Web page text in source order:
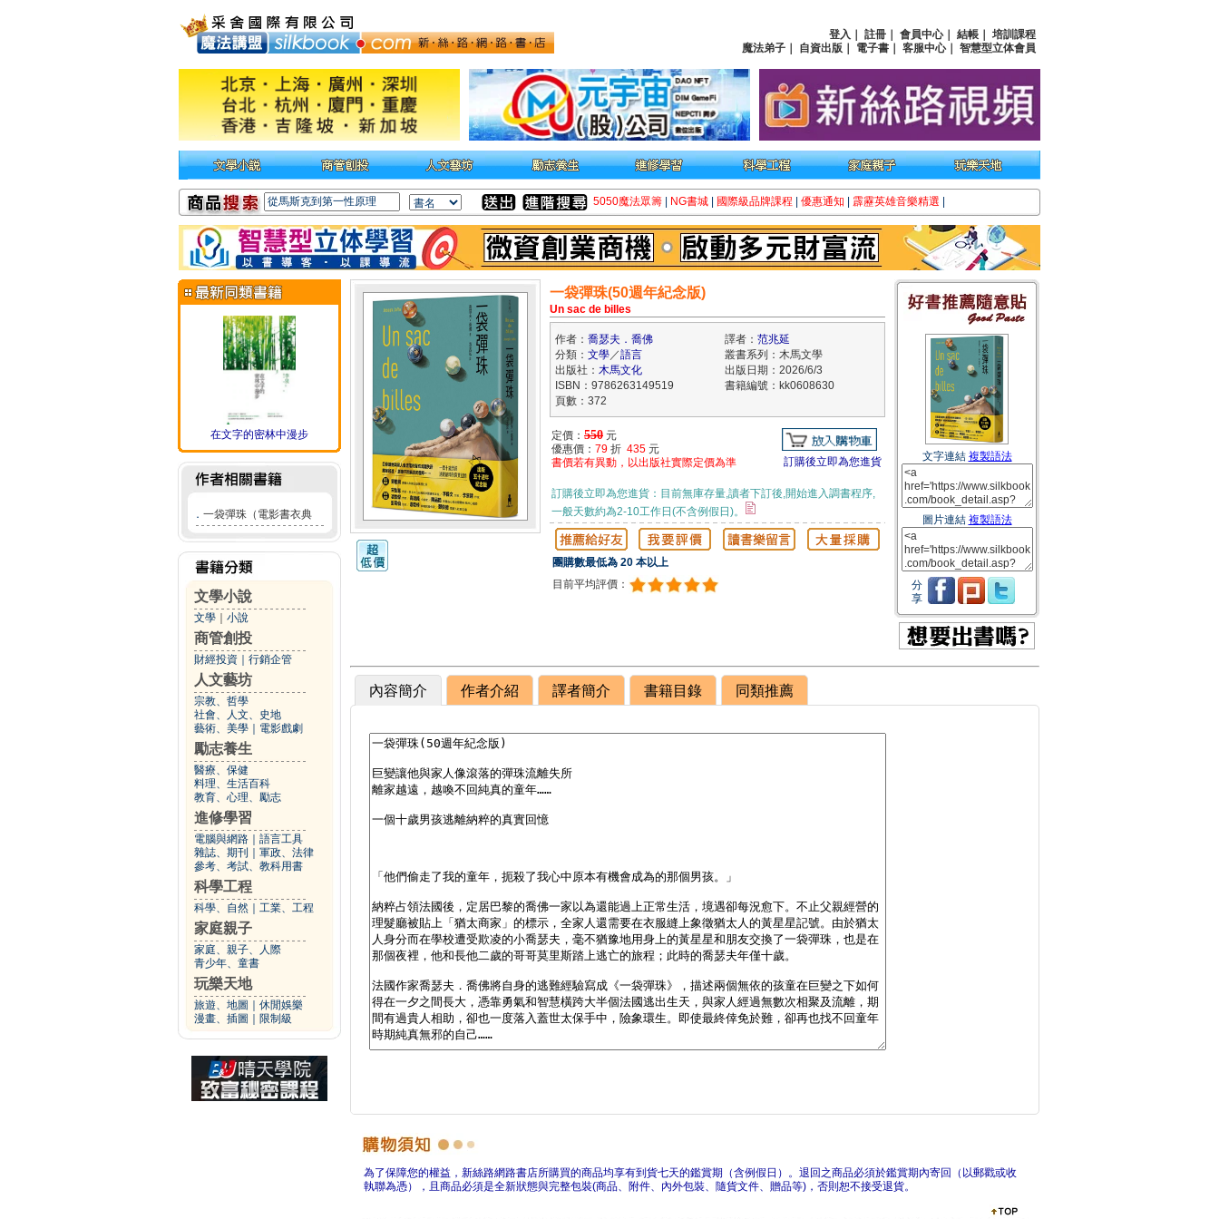
登入 註冊 會員中心｜ 結帳
培訓課程
魔法弟子
自資出版 電子書 客服中心｜ 智慧型立体會員
5050魔法眾籌 NG書城 國際級品牌課程 優惠通知 霹靂英雄音樂精選
在文字的密林中漫步
． 一袋彈珠（電影書衣典
文學小說
文學 小說
商管創投
財經投資 行銷企管
人文藝坊
宗教、哲學
社會、人文、史地
藝術、美學
電影戲劇
勵志養生
醫療、保健
料理、生活百科
教育、心理、勵志
進修學習
電腦與網路
語言工具
雜誌、期刊
軍政、法律
參考、考試、教科用書
科學工程
科學、自然 工業、工程
家庭親子
家庭、親子、人際
青少年、童書
玩樂天地
旅遊、地圖
休閒娛樂
漫畫、插圖
限制級
一袋彈珠(50週年紀念版)
Un sac de billes
作者： 喬瑟夫．喬佛 譯者： 范兆延
分類： 文學／語言
叢書系列：木馬文學
出版社： 木馬文化
出版日期：2026/6/3
ISBN：9786263149519
書籍編號：kk0608630
頁數：372
定價： 550 元
優惠價： 79 折 435 元
書價若有異動，以出版社實際定價為準
訂購後立即為您進貨
訂購後立即為您進貨：目前無庫存量,讀者下訂後,開始進入調書程序,
一般天數約為2-10工作日(不含例假日)。
團購數最低為 20 本以上
目前平均評價：
文字連結 複製語法
圖片連結 複製語法
分
享
內容簡介 作者介紹 譯者簡介 書籍目錄 同類推薦
為了保障您的權益，新絲路網路書店所購買的商品均享有到貨七天的鑑賞期（含例假日）。退回之商品必須於鑑賞期內寄回（以郵戳或收
執聯為憑），且商品必須是全新狀態與完整包裝(商品、附件、內外包裝、隨貨文件、贈品等)，否則恕不接受退貨。